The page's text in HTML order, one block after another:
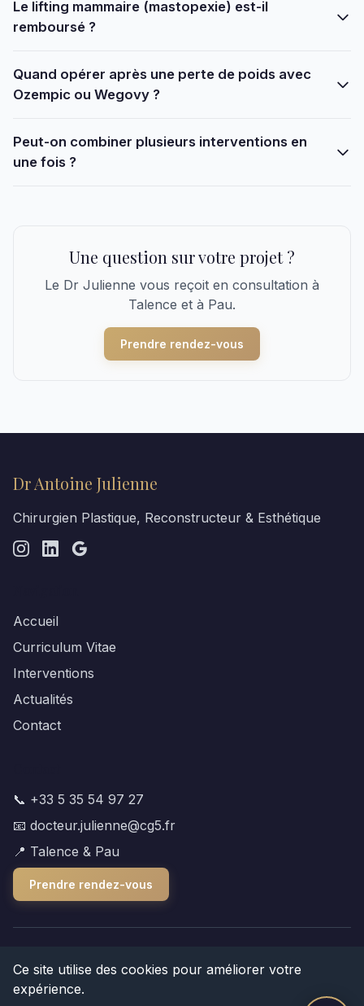
Le lifting mammaire (mastopexie) est-il
remboursé ?
Quand opérer après une perte de poids avec
Ozempic ou Wegovy ?
Peut-on combiner plusieurs interventions en
une fois ?
Une question sur votre projet ?
Le Dr Julienne vous reçoit en consultation à
Talence et à Pau.
Prendre rendez-vous
Dr Antoine Julienne
Chirurgien Plastique, Reconstructeur & Esthétique
Accueil
Curriculum Vitae
Interventions
Actualités
Contact
📞 +33 5 35 54 97 27
📧 docteur.julienne@cg5.fr
📍 Talence & Pau
Prendre rendez-vous
© 2026 Dr Antoine Julienne. Tous droits réservés.
Mentions légales
Ce site utilise des cookies pour améliorer votre
expérience.